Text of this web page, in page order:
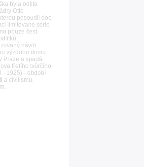
byla odlita
Otto
posoudil doc.
limitované série
pouze šest
návrh
výzdobu domu
Praze a spadá
třetího tvůrčího
- 1925) - období
a civilismu.